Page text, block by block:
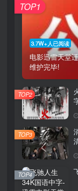
3.7W+人已阅读
电影迅雷天堂
维护完毕!
TOP1
TOP2
TOP3
TOP4